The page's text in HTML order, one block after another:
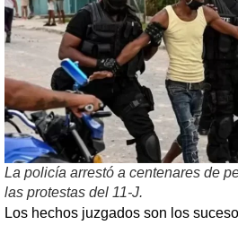
La policía arrestó a centenares de
las protestas del 11-J.
Los hechos juzgados son los